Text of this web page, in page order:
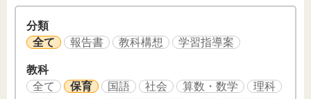
ジ
分類
全て
報告書 教科構想 学習指導案
教科
全て
保育 国語 社会 算数・数学
理科